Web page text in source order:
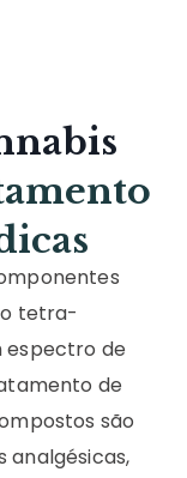
tetra-
espectro de
de
são
analgésicas,